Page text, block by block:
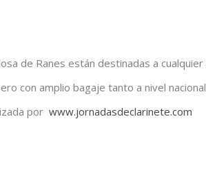
de Ranes están destinadas a
con amplio bagaje tanto a nivel
por www.jornadasdeclarinete.com